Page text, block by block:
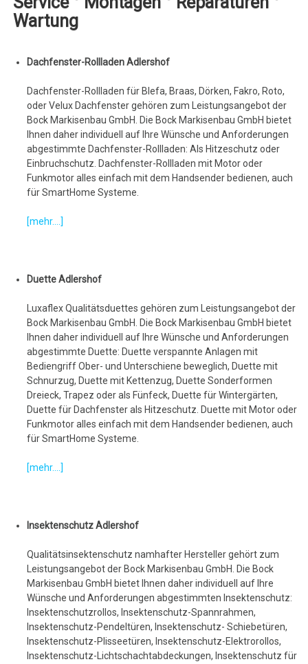
Wartung
Dachfenster-Rollladen Adlershof
Dachfenster-Rollladen für Blefa, Braas, Dörken, Fakro, Roto,
oder Velux Dachfenster gehören zum Leistungsangebot der
Bock Markisenbau GmbH. Die Bock Markisenbau GmbH bietet
Ihnen daher individuell auf Ihre Wünsche und Anforderungen
abgestimmte Dachfenster-Rollladen: Als Hitzeschutz oder
Einbruchschutz. Dachfenster-Rollladen mit Motor oder
Funkmotor alles einfach mit dem Handsender bedienen, auch
für SmartHome Systeme.
[mehr....]
Duette Adlershof
Luxaflex Qualitätsduettes gehören zum Leistungsangebot der
Bock Markisenbau GmbH. Die Bock Markisenbau GmbH bietet
Ihnen daher individuell auf Ihre Wünsche und Anforderungen
abgestimmte Duette: Duette verspannte Anlagen mit
Bediengriff Ober- und Unterschiene beweglich, Duette mit
Schnurzug, Duette mit Kettenzug, Duette Sonderformen
Dreieck, Trapez oder als Fünfeck, Duette für Wintergärten,
Duette für Dachfenster als Hitzeschutz. Duette mit Motor oder
Funkmotor alles einfach mit dem Handsender bedienen, auch
für SmartHome Systeme.
[mehr....]
Insektenschutz Adlershof
Qualitätsinsektenschutz namhafter Hersteller gehört zum
Leistungsangebot der Bock Markisenbau GmbH. Die Bock
Markisenbau GmbH bietet Ihnen daher individuell auf Ihre
Wünsche und Anforderungen abgestimmten Insektenschutz:
Insektenschutzrollos, Insektenschutz-Spannrahmen,
Insektenschutz-Pendeltüren, Insektenschutz- Schiebetüren,
Insektenschutz-Plisseetüren, Insektenschutz-Elektrorollos,
Insektenschutz-Lichtschachtabdeckungen, Insektenschutz für